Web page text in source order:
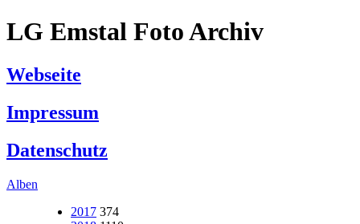
LG Emstal Foto Archiv
Webseite
Impressum
Datenschutz
Alben
2017 374